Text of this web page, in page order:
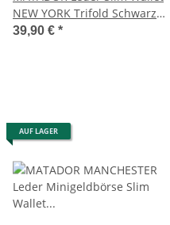
NEW YORK Trifold Schwarz
RFID
39,90 € *
AUF LAGER